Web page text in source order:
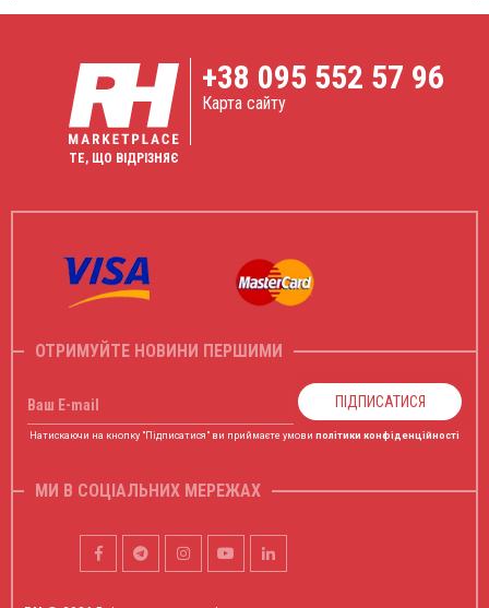
ТЕ, ЩО ВІДРІЗНЯЄ
+38 095 552 57 96
Карта сайту
ОТРИМУЙТЕ НОВИНИ ПЕРШИМИ
Ваш E-mail ПІДПИСАТИСЯ
Натискаючи на кнопку "Підписатися" ви приймаєте умови політики конфіденційності
МИ В СОЦІАЛЬНИХ МЕРЕЖАХ